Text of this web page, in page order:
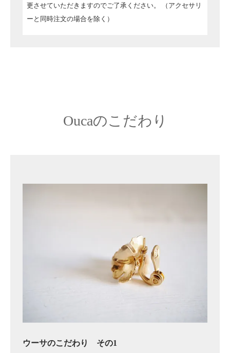
更させていただきますのでご了承ください。
（アクセサリ
ーと同時注文の場合を除く）
Oucaのこだわり
ウーサのこだわり その1